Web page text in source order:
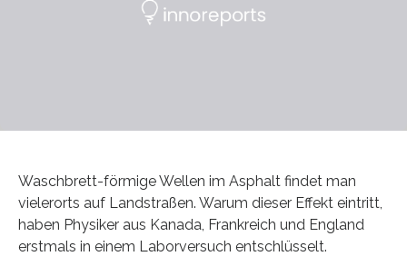
Waschbrett-förmige Wellen im Asphalt findet man
vielerorts auf Landstraßen. Warum dieser Effekt eintritt,
haben Physiker aus Kanada, Frankreich und England
erstmals in einem Laborversuch entschlüsselt.